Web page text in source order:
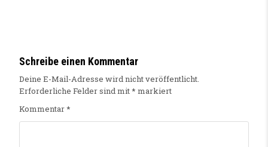
Schreibe einen Kommentar
Deine E-Mail-Adresse wird nicht veröffentlicht.
Erforderliche Felder sind mit* markiert
Kommentar*